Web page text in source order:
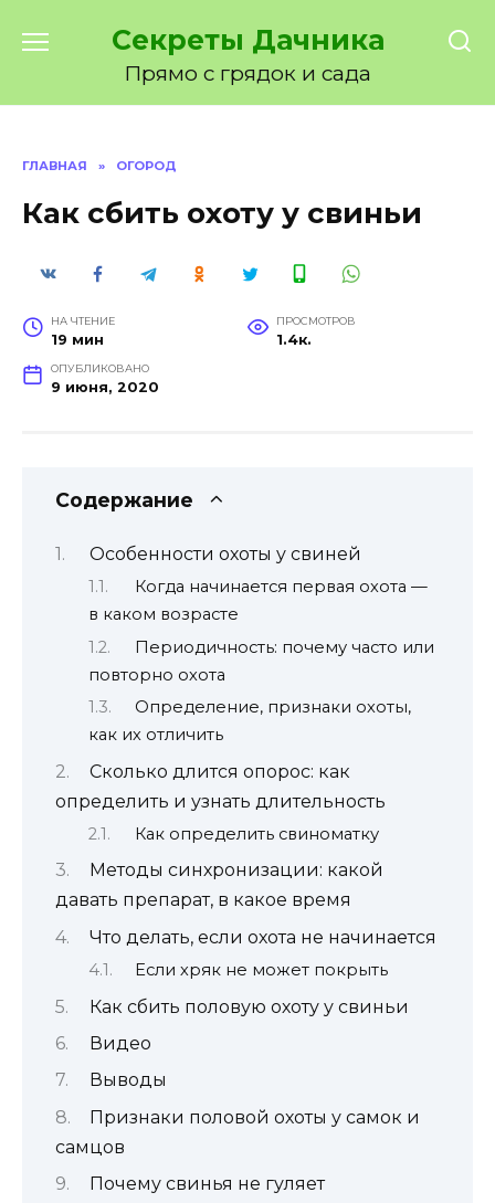
Секреты Дачника
Прямо с грядок и сада
ГЛАВНАЯ » ОГОРОД
Как сбить охоту у свиньи
НА ЧТЕНИЕ
19 мин
ПРОСМОТРОВ
1.4к.
ОПУБЛИКОВАНО
9 июня, 2020
Содержание
Особенности охоты у свиней
Когда начинается первая охота —
в каком возрасте
Периодичность: почему часто или
повторно охота
Определение, признаки охоты,
как их отличить
Сколько длится опорос: как
определить и узнать длительность
Как определить свиноматку
Методы синхронизации: какой
давать препарат, в какое время
Что делать, если охота не начинается
Если хряк не может покрыть
Как сбить половую охоту у свиньи
Видео
Выводы
Признаки половой охоты у самок и
самцов
Почему свинья не гуляет